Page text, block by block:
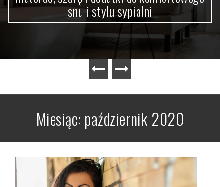
snu i stylu sypialni
Miesiąc: październik 2020